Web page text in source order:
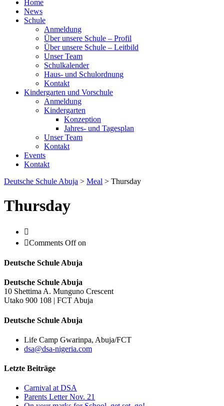
Home
News
Schule
Anmeldung
Über unsere Schule – Profil
Über unsere Schule – Leitbild
Unser Team
Schulkalender
Haus- und Schulordnung
Kontakt
Kindergarten und Vorschule
Anmeldung
Kindergarten
Konzeption
Jahres- und Tagesplan
Unser Team
Kontakt
Events
Kontakt
Deutsche Schule Abuja > Meal > Thursday
Thursday
Comments Offon
Deutsche Schule Abuja
Deutsche Schule Abuja
10 Shettima A. Munguno Crescent
Utako 900 108 | FCT Abuja
Deutsche Schule Abuja
Life Camp Gwarinpa, Abuja/FCT
dsa@dsa-nigeria.com
Letzte Beiträge
Carnival at DSA
Parents Letter Nov. 21